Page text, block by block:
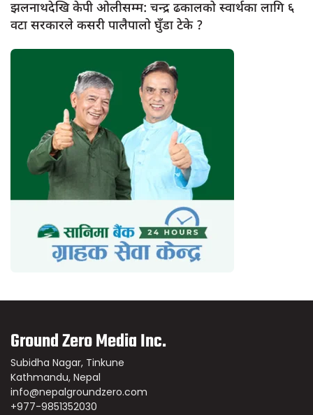
झलनाथदेखि केपी ओलीसम्म: चन्द्र ढकालको स्वार्थका लागि ६
वटा सरकारले कसरी पालैपालो घुँडा टेके ?
Ground Zero Media Inc.
Subidha Nagar, Tinkune
Kathmandu, Nepal
info@nepalgroundzero.com
+977-9851352030